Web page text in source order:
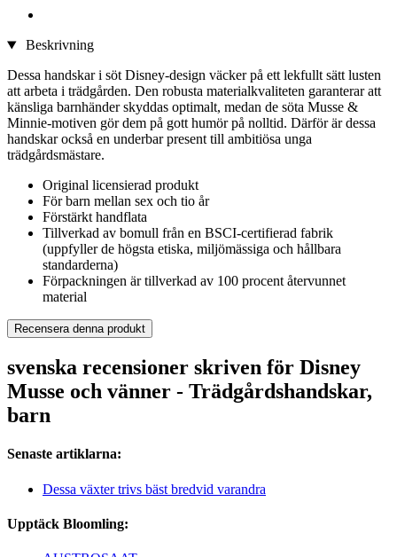
Beskrivning
Dessa handskar i söt Disney-design väcker på ett lekfullt sätt lusten
att arbeta i trädgården. Den robusta materialkvaliteten garanterar att
känsliga barnhänder skyddas optimalt, medan de söta Musse &
Minnie-motiven gör dem på gott humör på nolltid. Därför är dessa
handskar också en underbar present till ambitiösa unga
trädgårdsmästare.
Original licensierad produkt
För barn mellan sex och tio år
Förstärkt handflata
Tillverkad av bomull från en BSCI-certifierad fabrik
(uppfyller de högsta etiska, miljömässiga och hållbara
standarderna)
Förpackningen är tillverkad av 100 procent återvunnet
material
Recensera denna produkt
svenska recensioner skriven för Disney
Musse och vänner - Trädgårdshandskar,
barn
Senaste artiklarna:
Dessa växter trivs bäst bredvid varandra
Upptäck Bloomling: